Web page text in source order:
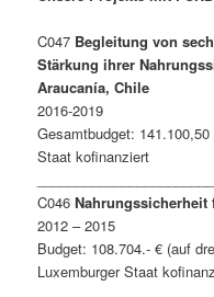
C047 Begleitung von
Stärkung ihrer
Araucanía, Chile
2016-2019
Gesamtbudget:
Staat kofinanziert
C046 Nahrungssicherheit
2012 – 2015
Budget: 108.704.- € (auf
Luxemburger Staat